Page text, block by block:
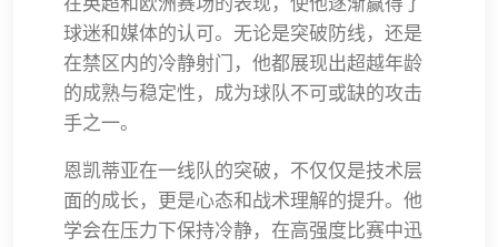
球迷和媒体的认可。无论是突破防线，还是
在禁区内的冷静射门，他都展现出超越年龄
的成熟与稳定性，成为球队不可或缺的攻击
手之一。
恩凯蒂亚在一线队的突破，不仅仅是技术层
面的成长，更是心态和战术理解的提升。他
学会在压力下保持冷静，在高强度比赛中迅